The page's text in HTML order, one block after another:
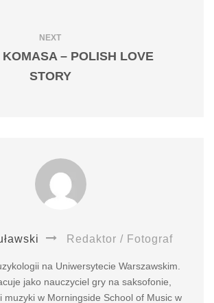
NEXT
KOMASA – POLISH LOVE
STORY
Redaktor / Fotograf
na Uniwersytecie Warszawskim.
jako nauczyciel gry na saksofonie,
muzyki w Morningside School of Music w